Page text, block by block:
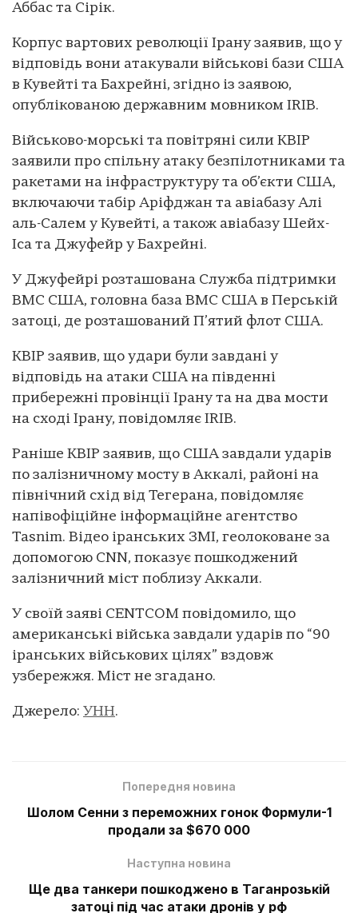
Аббас та Сірік.
Корпус вартових революції Ірану заявив, що у
відповідь вони атакували військові бази США
в Кувейті та Бахрейні, згідно із заявою,
опублікованою державним мовником IRIB.
Військово-морські та повітряні сили КВІР
заявили про спільну атаку безпілотниками та
ракетами на інфраструктуру та об’єкти США,
включаючи табір Аріфджан та авіабазу Алі
аль-Салем у Кувейті, а також авіабазу Шейх-
Іса та Джуфейр у Бахрейні.
У Джуфейрі розташована Служба підтримки
ВМС США, головна база ВМС США в Перській
затоці, де розташований П’ятий флот США.
КВІР заявив, що удари були завдані у
відповідь на атаки США на південні
прибережні провінції Ірану та на два мости
на сході Ірану, повідомляє IRIB.
Раніше КВІР заявив, що США завдали ударів
по залізничному мосту в Аккалі, районі на
північний схід від Тегерана, повідомляє
напівофіційне інформаційне агентство
Tasnim. Відео іранських ЗМІ, геолоковане за
допомогою CNN, показує пошкоджений
залізничний міст поблизу Аккали.
У своїй заяві CENTCOM повідомило, що
американські війська завдали ударів по “90
іранських військових цілях” вздовж
узбережжя. Міст не згадано.
Джерело: УНН.
Попередня новина
Шолом Сенни з переможних гонок Формули-1
продали за $670 000
Наступна новина
Ще два танкери пошкоджено в Таганрозькій
затоці під час атаки дронів у рф